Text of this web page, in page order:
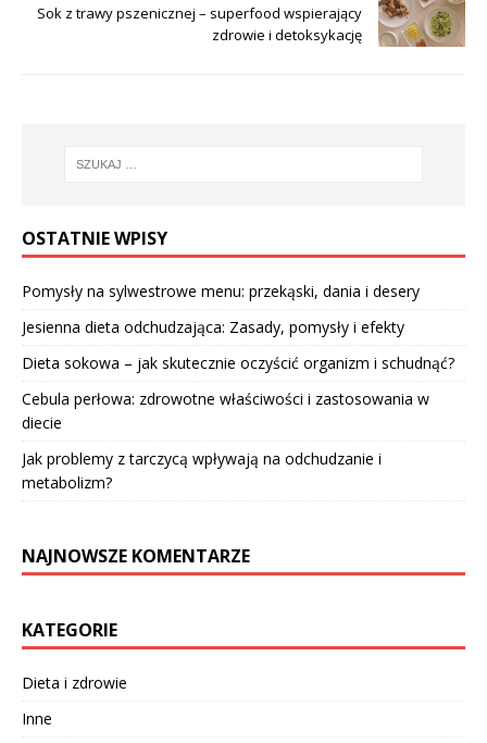
Sok z trawy pszenicznej – superfood wspierający
zdrowie i detoksykację
OSTATNIE WPISY
Pomysły na sylwestrowe menu: przekąski, dania i desery
Jesienna dieta odchudzająca: Zasady, pomysły i efekty
Dieta sokowa – jak skutecznie oczyścić organizm i schudnąć?
Cebula perłowa: zdrowotne właściwości i zastosowania w
diecie
Jak problemy z tarczycą wpływają na odchudzanie i
metabolizm?
NAJNOWSZE KOMENTARZE
KATEGORIE
Dieta i zdrowie
Inne